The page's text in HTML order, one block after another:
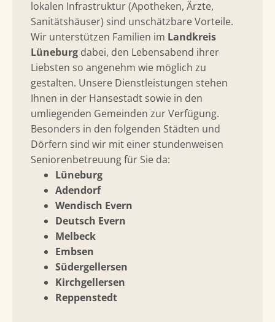
lokalen Infrastruktur (Apotheken, Ärzte,
Sanitätshäuser) sind unschätzbare Vorteile.
Wir unterstützen Familien im Landkreis
Lüneburg dabei, den Lebensabend ihrer
Liebsten so angenehm wie möglich zu
gestalten. Unsere Dienstleistungen stehen
Ihnen in der Hansestadt sowie in den
umliegenden Gemeinden zur Verfügung.
Besonders in den folgenden Städten und
Dörfern sind wir mit einer stundenweisen
Seniorenbetreuung für Sie da:
Lüneburg
Adendorf
Wendisch Evern
Deutsch Evern
Melbeck
Embsen
Südergellersen
Kirchgellersen
Reppenstedt